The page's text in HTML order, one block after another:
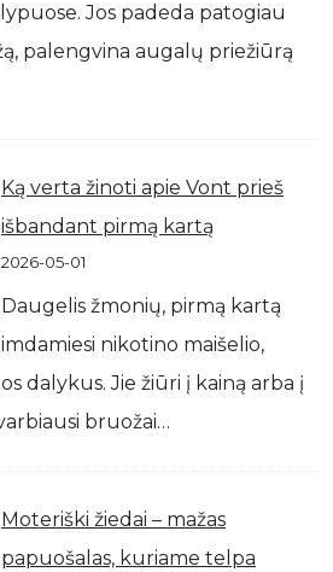
Jos padeda patogiau
palengvina augalų priežiūrą
Ką verta žinoti apie Vont prieš
išbandant pirmą kartą
2026-05-01
Daugelis žmonių, pirmą kartą
imdamiesi nikotino maišelio,
dalykus. Jie žiūri į kainą arba į
bruožai…
Moteriški žiedai – mažas
papuošalas, kuriame telpa